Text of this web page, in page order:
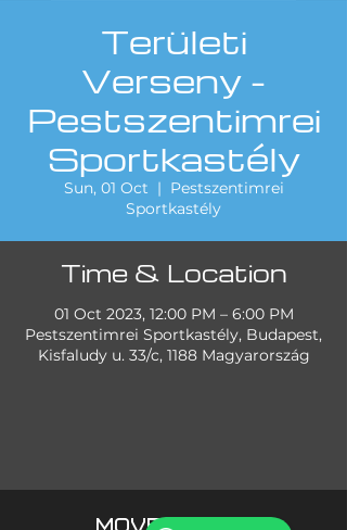
Területi
Verseny -
Pestszentimrei
Sportkastély
Sun, 01 Oct
  |
Pestszentimrei
Sportkastély
Time & Location
01 Oct 2023, 12:00 PM – 6:00 PM
Pestszentimrei Sportkastély, Budapest,
Kisfaludy u. 33/c, 1188 Magyarország